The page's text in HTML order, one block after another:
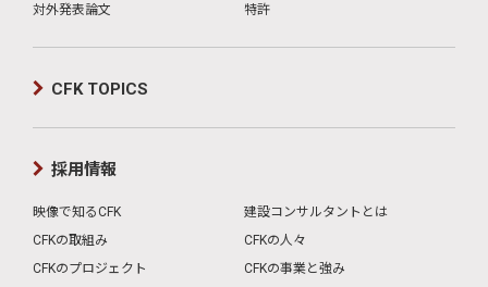
対外発表論文
特許
CFK TOPICS
採用情報
映像で知るCFK
建設コンサルタントとは
CFKの取組み
CFKの人々
CFKのプロジェクト
CFKの事業と強み